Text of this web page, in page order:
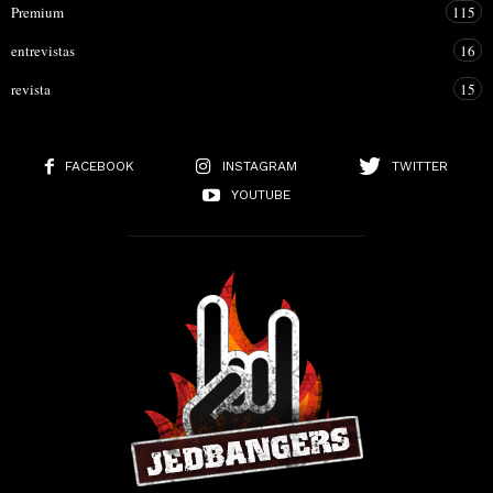
Premium
115
entrevistas
16
revista
15
FACEBOOK INSTAGRAM
TWITTER
YOUTUBE